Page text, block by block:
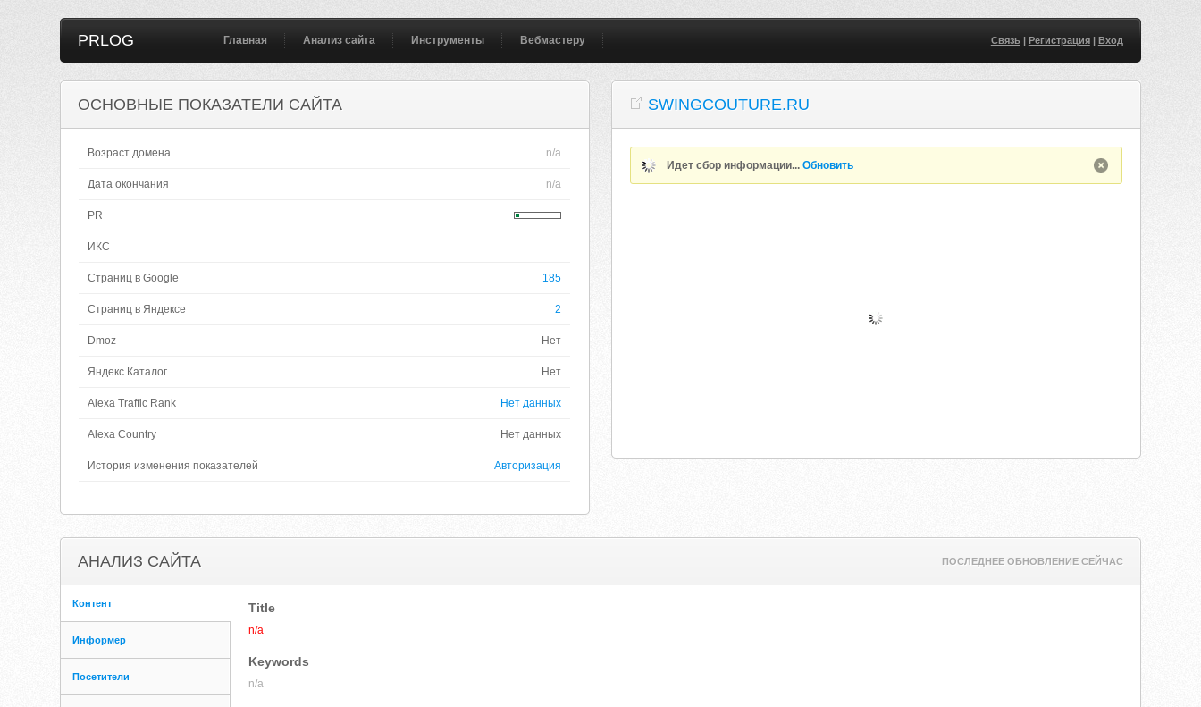
PRLOG Главная Анализ сайта Инструменты Вебмастеру Связь| Регистрация| Вход
ОСНОВНЫЕ ПОКАЗАТЕЛИ САЙТА
Возраст домена n/a
Дата окончания n/a
PR
ИКС
Страниц в Google 185
Страниц в Яндексе 2
Dmoz Нет
Яндекс Каталог Нет
Alexa Traffic Rank Нет данных
Alexa Country Нет данных
История изменения показателей Авторизация
SWINGCOUTURE.RU
Идет сбор информации...Обновить
АНАЛИЗ САЙТА ПОСЛЕДНЕЕ ОБНОВЛЕНИЕ СЕЙЧАС
Контент
Информер
Посетители
Title
n/a
Keywords
n/a